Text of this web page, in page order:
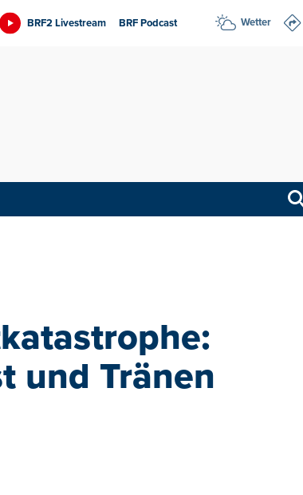
BRF2 Livestream BRF Podcast Wetter
und Tränen